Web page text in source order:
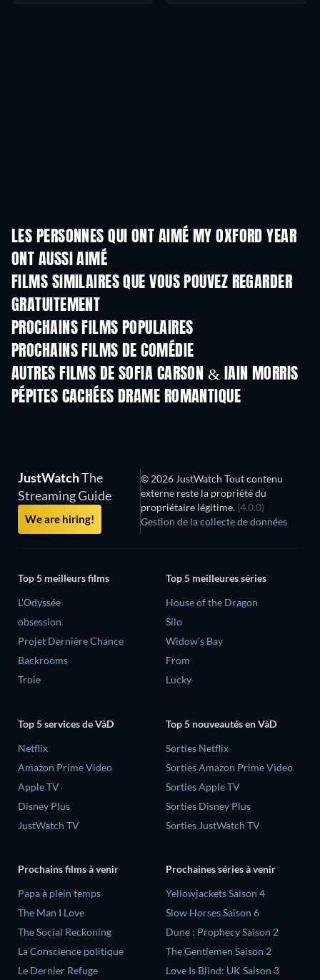
LES PERSONNES QUI ONT AIMÉ MY OXFORD YEAR
ONT AUSSI AIMÉ
FILMS SIMILAIRES QUE VOUS POUVEZ REGARDER
GRATUITEMENT
PROCHAINS FILMS POPULAIRES
PROCHAINS FILMS DE COMÉDIE
AUTRES FILMS DE SOFIA CARSON & IAIN MORRIS
PÉPITES CACHÉES DRAME ROMANTIQUE
JustWatchThe
Streaming Guide
We are hiring!
© 2026 JustWatch Tout contenu
externe reste la propriété du
propriétaire légitime. (4.0.0)
Gestion de la collecte de données
Top 5 meilleurs films
L'Odyssée
obsession
Projet Dernière Chance
Backrooms
Troie
Top 5 meilleures séries
House of the Dragon
Silo
Widow’s Bay
From
Lucky
Top 5 services de VàD
Netflix
Amazon Prime Video
Apple TV
Disney Plus
JustWatch TV
Top 5 nouveautés en VàD
Sorties Netflix
Sorties Amazon Prime Video
Sorties Apple TV
Sorties Disney Plus
Sorties JustWatch TV
Prochains films à venir
‎Papa à plein temps
The Man I Love
The Social Reckoning
La Conscience politique
Le Dernier Refuge
Prochaines séries à venir
Yellowjackets Saison 4
Slow Horses Saison 6
Dune : Prophecy Saison 2
The Gentlemen Saison 2
Love Is Blind: UK Saison 3